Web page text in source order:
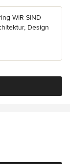
WIR SIND
Design